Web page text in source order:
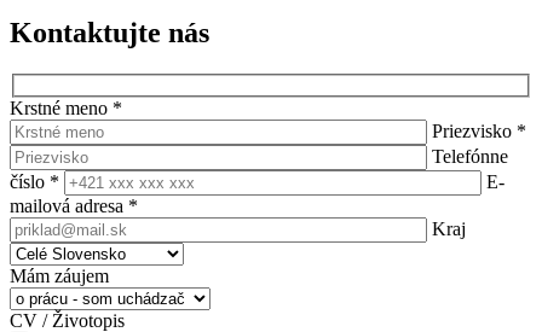
Kontaktujte nás
Krstné meno *
Priezvisko *
Telefónne
číslo *
E-
mailová adresa *
Kraj
Mám záujem
CV / Životopis